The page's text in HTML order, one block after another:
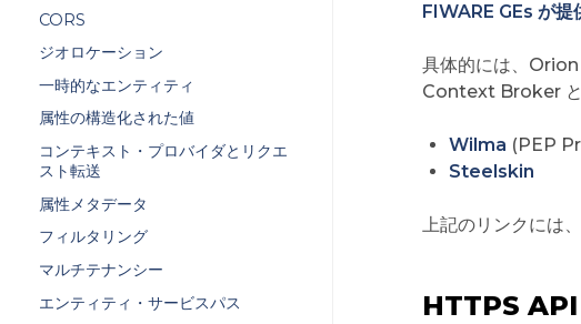
CORS
ジオロケーション
一時的なエンティティ
属性の構造化された値
コンテキスト・プロバイダとリクエ
スト転送
属性メタデータ
フィルタリング
マルチテナンシー
エンティティ・サービスパス
FIWARE GEs が提
具体的には、Orion
Context Broker と
Wilma (PEP
Steelskin
上記のリンクには
HTTPS API